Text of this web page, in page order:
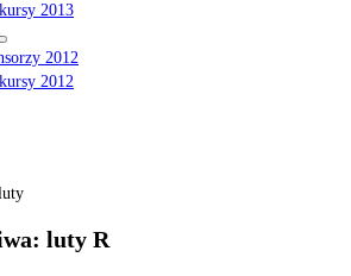
2013
2012
2012
luty R